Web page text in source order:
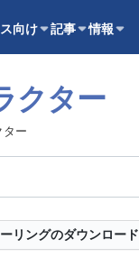
向け 記事 情報
クター
ター
リングのダウンロード